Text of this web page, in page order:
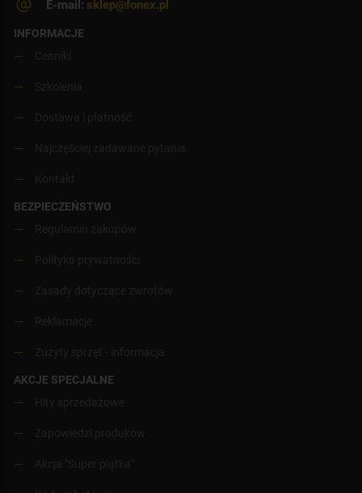
E-mail: sklep@fonex.pl
INFORMACJE
BEZPIECZEŃSTWO
AKCJE SPECJALNE